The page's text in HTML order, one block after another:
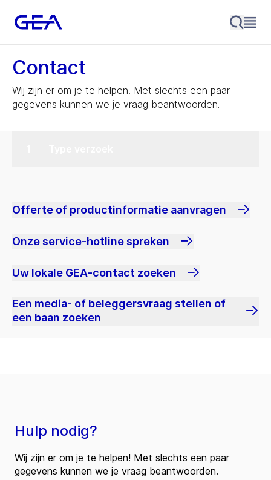
Contact
Wij zijn er om je te helpen! Met slechts een paar
gegevens kunnen we je vraag beantwoorden.
Offerte of productinformatie aanvragen
Onze service-hotline spreken
Uw lokale GEA-contact zoeken
Een media- of beleggersvraag stellen of
een baan zoeken
Hulp nodig?
Wij zijn er om je te helpen! Met slechts een paar
gegevens kunnen we je vraag beantwoorden.